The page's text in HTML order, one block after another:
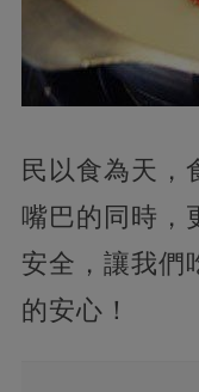
民以食為天，
嘴巴的同時，
安全，讓我們
的安心！